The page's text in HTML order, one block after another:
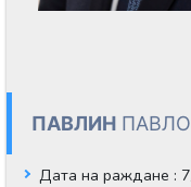
ПАВЛИН
Дата на раждане :